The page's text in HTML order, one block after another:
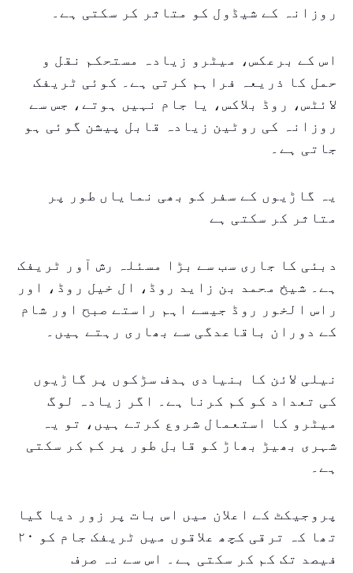
روزانہ کے شیڈول کو متاثر کر سکتی ہے۔
اس کے برعکس، میٹرو زیادہ مستحکم نقل و
حمل کا ذریعہ فراہم کرتی ہے۔ کوئی ٹریفک
لائٹس، روڈ بلاکس، یا جام نہیں ہوتے، جس سے
روزانہ کی روٹین زیادہ قابل پیشن گوئی ہو
جاتی ہے۔
یہ گاڑیوں کے سفر کو بھی نمایاں طور پر
متاثر کر سکتی ہے
دبئی کا جاری سب سے بڑا مسئلہ رش آور ٹریفک
ہے۔ شیخ محمد بن زاید روڈ، ال خیل روڈ، اور
راس الخور روڈ جیسے اہم راستے صبح اور شام
کے دوران باقاعدگی سے بھاری رہتے ہیں۔
نیلی لائن کا بنیادی ہدف سڑکوں پر گاڑیوں
کی تعداد کو کم کرنا ہے۔ اگر زیادہ لوگ
میٹرو کا استعمال شروع کرتے ہیں، تو یہ
شہری بھیڑ بھاڑ کو قابل طور پر کم کر سکتی
ہے۔
پروجیکٹ کے اعلان میں اس بات پر زور دیا گیا
تھا کہ ترقی کچھ علاقوں میں ٹریفک جام کو ۲۰
فیصد تک کم کر سکتی ہے۔ اس سے نہ صرف